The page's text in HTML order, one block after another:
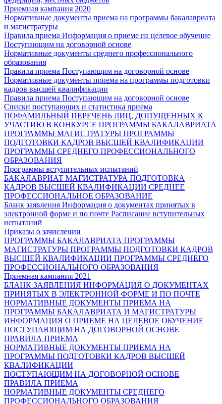
Приемная кампания 2020
Нормативные документы приема на программы бакалавриата
и магистратуры
Правила приема Информация о приеме на целевое обучение
Поступающим на договорной основе
Нормативные документы среднего профессионального
образования
Правила приема Поступающим на договорной основе
Нормативные документы приема на программы подготовки
кадров высшей квалификации
Правила приема Поступающим на договорной основе
Списки поступающих и статистика приема
ПОФАМИЛЬНЫЙ ПЕРЕЧЕНЬ ЛИЦ, ДОПУЩЕННЫХ К
УЧАСТИЮ В КОНКУРСЕ ПРОГРАММЫ БАКАЛАВРИАТА
ПРОГРАММЫ МАГИСТРАТУРЫ ПРОГРАММЫ
ПОДГОТОВКИ КАДРОВ ВЫСШЕЙ КВАЛИФИКАЦИИ
ПРОГРАММЫ СРЕДНЕГО ПРОФЕССИОНАЛЬНОГО
ОБРАЗОВАНИЯ
Программы вступительных испытаний
БАКАЛАВРИАТ МАГИСТРАТУРА ПОДГОТОВКА
КАДРОВ ВЫСШЕЙ КВАЛИФИКАЦИИ СРЕДНЕЕ
ПРОФЕССИОНАЛЬНОЕ ОБРАЗОВАНИЕ
Бланк заявления Информация о документах принятых в
электронной форме и по почте Расписание вступительных
испытаний
Приказы о зачислении
ПРОГРАММЫ БАКАЛАВРИАТА ПРОГРАММЫ
МАГИСТРАТУРЫ ПРОГРАММЫ ПОДГОТОВКИ КАДРОВ
ВЫСШЕЙ КВАЛИФИКАЦИИ ПРОГРАММЫ СРЕДНЕГО
ПРОФЕССИОНАЛЬНОГО ОБРАЗОВАНИЯ
Приемная кампания 2021
БЛАНК ЗАЯВЛЕНИЯ ИНФОРМАЦИЯ О ДОКУМЕНТАХ
ПРИНЯТЫХ В ЭЛЕКТРОННОЙ ФОРМЕ И ПО ПОЧТЕ
НОРМАТИВНЫЕ ДОКУМЕНТЫ ПРИЕМА НА
ПРОГРАММЫ БАКАЛАВРИАТА И МАГИСТРАТУРЫ
ИНФОРМАЦИЯ О ПРИЕМЕ НА ЦЕЛЕВОЕ ОБУЧЕНИЕ
ПОСТУПАЮЩИМ НА ДОГОВОРНОЙ ОСНОВЕ
ПРАВИЛА ПРИЕМА
НОРМАТИВНЫЕ ДОКУМЕНТЫ ПРИЕМА НА
ПРОГРАММЫ ПОДГОТОВКИ КАДРОВ ВЫСШЕЙ
КВАЛИФИКАЦИИ
ПОСТУПАЮЩИМ НА ДОГОВОРНОЙ ОСНОВЕ
ПРАВИЛА ПРИЕМА
НОРМАТИВНЫЕ ДОКУМЕНТЫ СРЕДНЕГО
ПРОФЕССИОНАЛЬНОГО ОБРАЗОВАНИЯ